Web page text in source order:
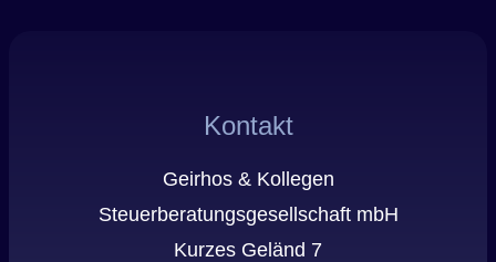
Kontakt
Geirhos & Kollegen
Steuerberatungsgesellschaft mbH
Kurzes Geländ 7